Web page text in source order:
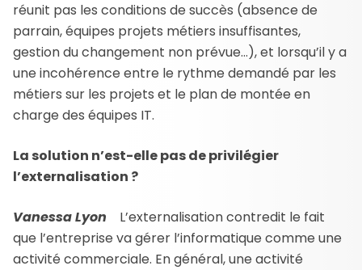
réunit pas les conditions de succès (absence de
parrain, équipes projets métiers insuffisantes,
gestion du changement non prévue…), et lorsqu’il y a
une incohérence entre le rythme demandé par les
métiers sur les projets et le plan de montée en
charge des équipes IT.
La solution n’est-elle pas de privilégier
l’externalisation ?
Vanessa Lyon L’externalisation contredit le fait
que l’entreprise va gérer l’informatique comme une
activité commerciale. En général, une activité